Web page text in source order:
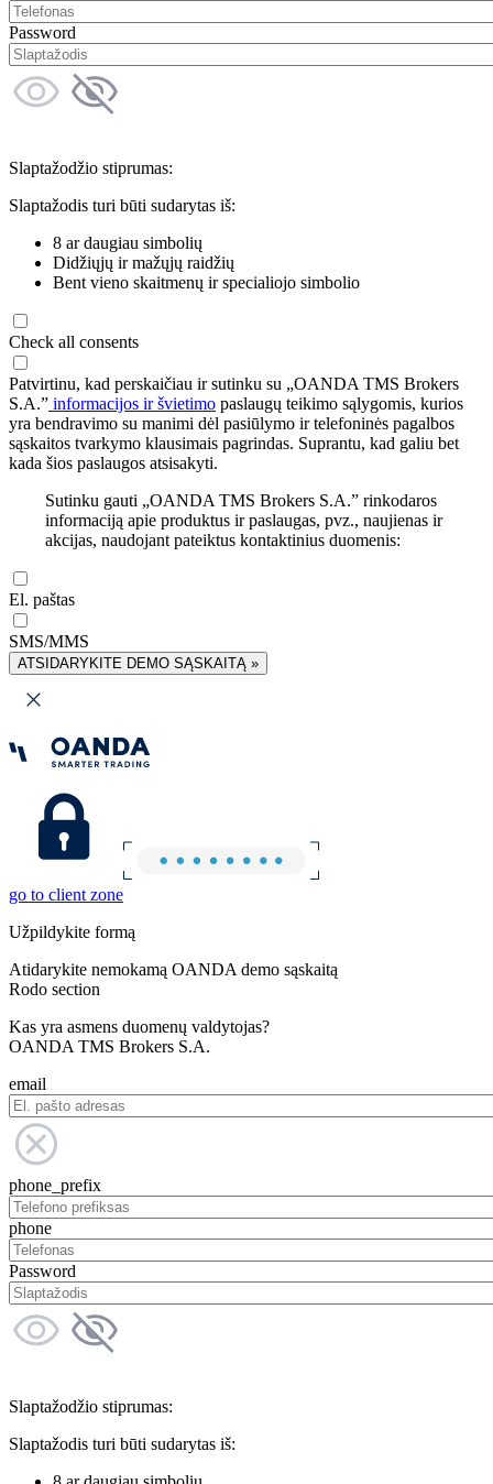
Password
Slaptažodžio stiprumas:
Slaptažodis turi būti sudarytas iš:
8 ar daugiau simbolių
Didžiųjų ir mažųjų raidžių
Bent vieno skaitmenų ir specialiojo simbolio
Check all consents
Patvirtinu, kad perskaičiau ir sutinku su „OANDA TMS Brokers
S.A.” informacijos ir švietimo paslaugų teikimo sąlygomis, kurios
yra bendravimo su manimi dėl pasiūlymo ir telefoninės pagalbos
sąskaitos tvarkymo klausimais pagrindas. Suprantu, kad galiu bet
kada šios paslaugos atsisakyti.
Sutinku gauti „OANDA TMS Brokers S.A.” rinkodaros
informaciją apie produktus ir paslaugas, pvz., naujienas ir
akcijas, naudojant pateiktus kontaktinius duomenis:
El. paštas
SMS/MMS
ATSIDARYKITE DEMO SĄSKAITĄ »
go to client zone
Užpildykite formą
Atidarykite nemokamą OANDA demo sąskaitą
Rodo section
Kas yra asmens duomenų valdytojas?
OANDA TMS Brokers S.A.
email
phone_prefix
phone
Password
Slaptažodžio stiprumas:
Slaptažodis turi būti sudarytas iš: